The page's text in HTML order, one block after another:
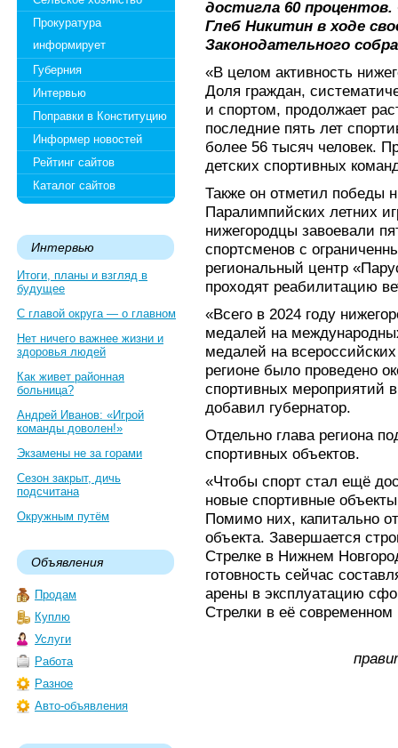
Прокуратура
информирует
Губерния
Интервью
Поправки в Конституцию
Информер новостей
Рейтинг сайтов
Каталог сайтов
Интервью
Итоги, планы и взгляд в
будущее
С главой округа — о главном
Нет ничего важнее жизни и
здоровья людей
Как живет районная
больница?
Андрей Иванов: «Игрой
команды доволен!»
Экзамены не за горами
Сезон закрыт, дичь
подсчитана
Окружным путём
Объявления
Продам
Куплю
Услуги
Работа
Разное
Авто-объявления
достигла 60
Глеб Никитин в ходе
Законодательного
«В целом активность
Доля граждан,
и спортом, продолжает
последние пять лет
более 56 тысяч человек.
детских спортивных
Также он отметил победы
Паралимпийских летних
нижегородцы завоевали
спортсменов с
региональный центр
проходят реабилитацию
«Всего в 2024 году
медалей на
медалей на
регионе было проведено
спортивных мероприятий
добавил губернатор.
Отдельно глава региона
спортивных объектов.
«Чтобы спорт стал ещё
новые спортивные
Помимо них, капитально
объекта. Завершается
Стрелке в Нижнем
готовность сейчас
арены в эксплуатацию
Стрелки в её